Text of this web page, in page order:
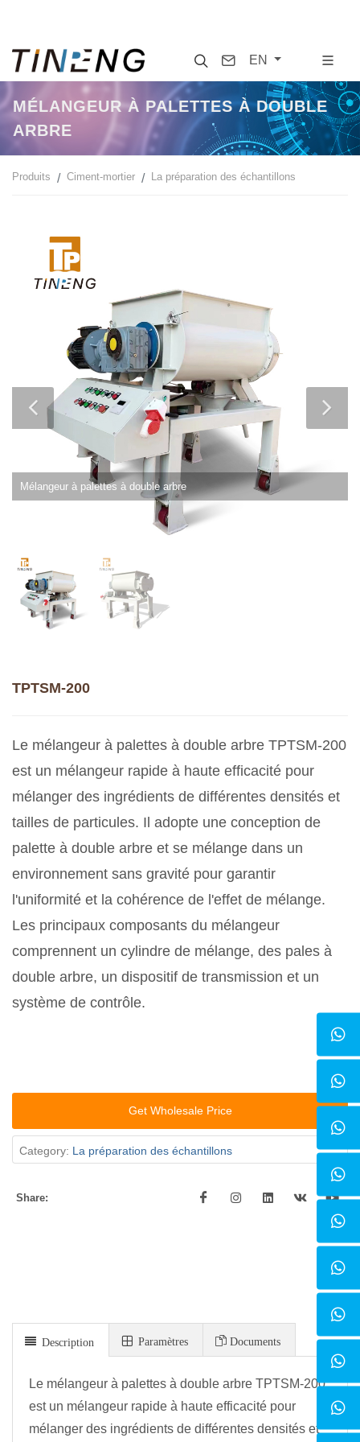
SearchContact
EN
MÉLANGEUR À PALETTES À DOUBLE
ARBRE
Produits Ciment-mortier La préparation des échantillons
Mélangeur à palettes à double arbre
TPTSM-200
Le mélangeur à palettes à double arbre TPTSM-200
est un mélangeur rapide à haute efficacité pour
mélanger des ingrédients de différentes densités et
tailles de particules. Il adopte une conception de
palette à double arbre et se mélange dans un
environnement sans gravité pour garantir
l'uniformité et la cohérence de l'effet de mélange.
Les principaux composants du mélangeur
comprennent un cylindre de mélange, des pales à
double arbre, un dispositif de transmission et un
système de contrôle.
Get Wholesale Price
Category: La préparation des échantillons
Share:
Description Paramètres Documents
Le mélangeur à palettes à double arbre TPTSM-200
est un mélangeur rapide à haute efficacité pour
mélanger des ingrédients de différentes densités et